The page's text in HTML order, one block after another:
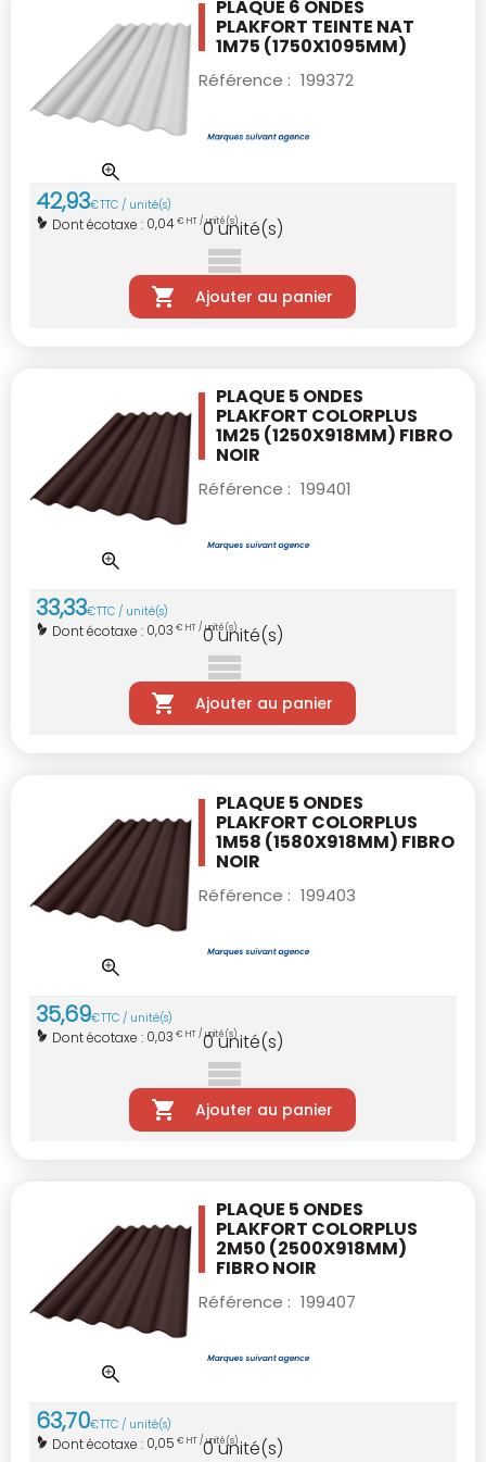
PLAQUE 6 ONDES
PLAKFORT TEINTE NAT
1M75 (1750X1095MM)
Référence : 199372
42,93€TTC / unité(s)
Dont écotaxe : 0,04€ HT / unité(s)
0 unité(s)
Ajouter au panier
PLAQUE 5 ONDES
PLAKFORT COLORPLUS
1M25 (1250X918MM) FIBRO
NOIR
Référence : 199401
33,33€TTC / unité(s)
Dont écotaxe : 0,03 € HT / unité(s)
0unité(s)
Ajouter au panier
PLAQUE 5 ONDES
PLAKFORT COLORPLUS
1M58 (1580X918MM) FIBRO
NOIR
Référence : 199403
35,69€TTC / unité(s)
Dont écotaxe : 0,03 € HT / unité(s)
0unité(s)
Ajouter au panier
PLAQUE 5 ONDES
PLAKFORT COLORPLUS
2M50 (2500X918MM)
FIBRO NOIR
Référence : 199407
63,70€TTC / unité(s)
Dont écotaxe : 0,05 € HT / unité(s)
0 unité(s)